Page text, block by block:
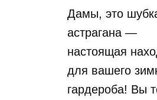
Дамы, это
астрагана —
настоящая
для вашего
гардероба! Вы